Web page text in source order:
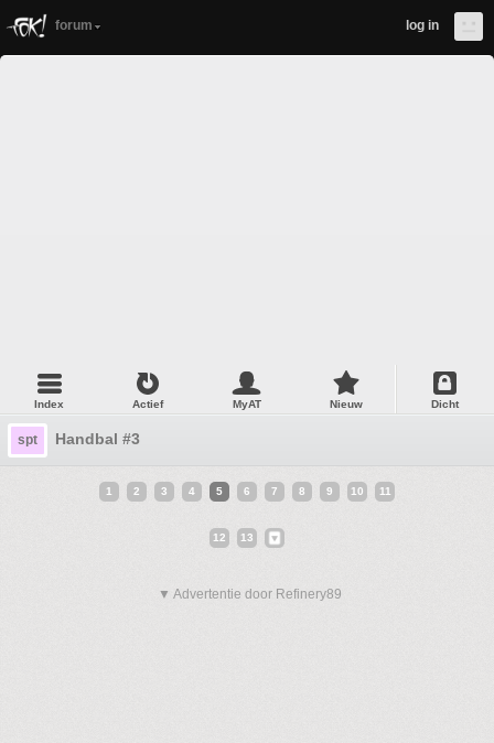
forum log in
Index Actief MyAT Nieuw Dicht
spt Handbal #3
1 2 3 4 5 6 7 8 9 10 11
12 13
▼ Advertentie door Refinery89